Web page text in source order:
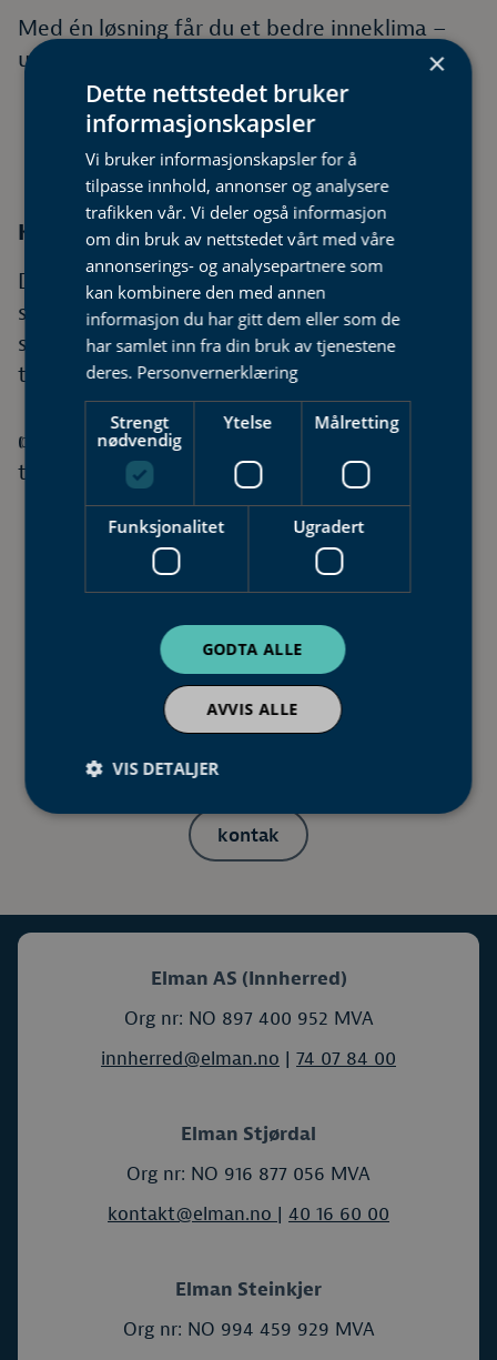
Med én løsning får du et bedre inneklima –
uansett sesong.
Klar for både hetebølge og fotballfest?
Det er små grep som skal til for å gjøre
sommeren enda bedre. Med riktig inneklima
slipper du å tilpasse deg varmen – varmen
tilpasser seg deg.
👉 Ta kontakt med oss for rådgivning og
tilbud på varmepumpe til ditt hjem.
Få tilbud på varmepumpe
Kontakt oss via telefon, e-post eller
kontak
Elman AS (Innherred)
Org nr: NO 897 400 952 MVA
innherred@elman.no | 74 07 84 00
Elman Stjørdal
Org nr: NO 916 877 056 MVA
kontakt@elman.no | 40 16 60 00
Elman Steinkjer
Org nr: NO 994 459 929 MVA
×
Dette nettstedet bruker
informasjonskapsler
Vi bruker informasjonskapsler for å
tilpasse innhold, annonser og analysere
trafikken vår. Vi deler også informasjon
om din bruk av nettstedet vårt med våre
annonserings- og analysepartnere som
kan kombinere den med annen
informasjon du har gitt dem eller som de
har samlet inn fra din bruk av tjenestene
deres. Personvernerklæring
Strengt
nødvendig
Ytelse Målretting
Funksjonalitet Ugradert
GODTA ALLE
AVVIS ALLE
VIS DETALJER